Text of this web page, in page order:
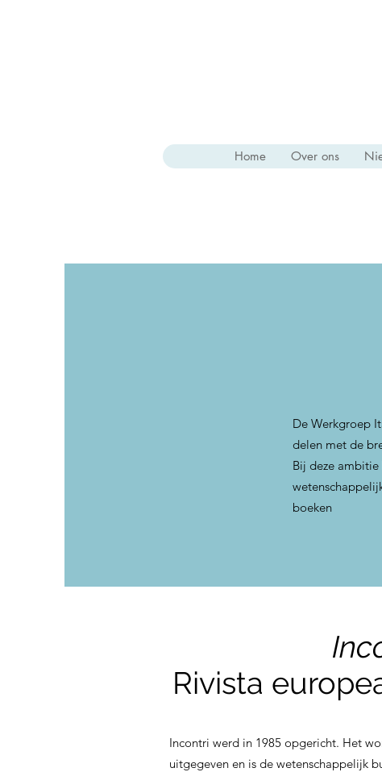
Home Over ons
De Werkgroep
delen met de
Bij deze
boeken
Rivista
Incontri werd in 1985 opgericht. Het
uitgegeven en is de wetenschappelijk